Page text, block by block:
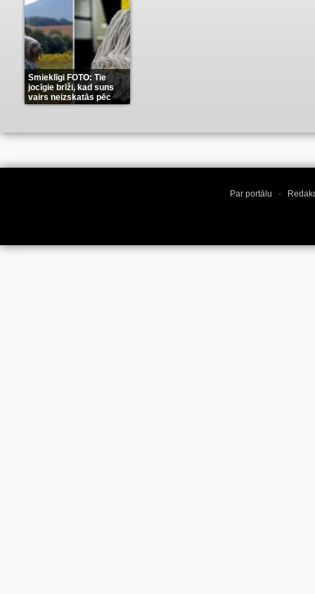
Smieklīgi FOTO: Tie
jocīgie brīži, kad suns
vairs neizskatās pēc
suņa(11)
Par portālu ·